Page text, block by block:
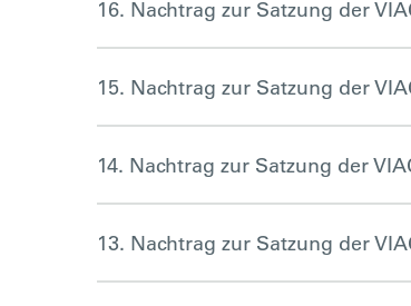
16. Nachtrag zur Satzung der
15. Nachtrag zur Satzung der
14. Nachtrag zur Satzung der
13. Nachtrag zur Satzung der